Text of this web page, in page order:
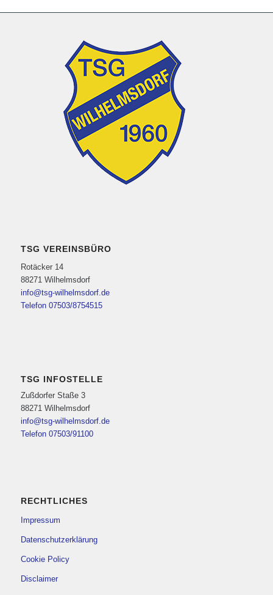
TSG VEREINSBÜRO
Rotäcker 14
88271 Wilhelmsdorf
info@tsg-wilhelmsdorf.de
Telefon 07503/8754515
TSG INFOSTELLE
Zußdorfer Staße 3
88271 Wilhelmsdorf
info@tsg-wilhelmsdorf.de
Telefon 07503/91100
RECHTLICHES
Impressum
Datenschutzerklärung
Cookie Policy
Disclaimer